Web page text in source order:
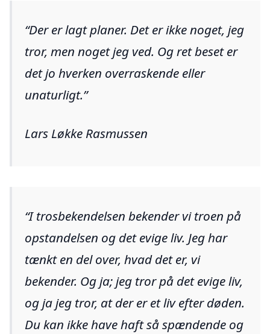
Der er lagt planer. Det er ikke noget, jeg
tror, men noget jeg ved. Og ret beset er
det jo hverken overraskende eller
unaturligt.
Lars Løkke Rasmussen
I trosbekendelsen bekender vi troen på
opstandelsen og det evige liv. Jeg har
tænkt en del over, hvad det er, vi
bekender. Og ja; jeg tror på det evige liv,
og ja jeg tror, at der er et liv efter døden.
Du kan ikke have haft så spændende og